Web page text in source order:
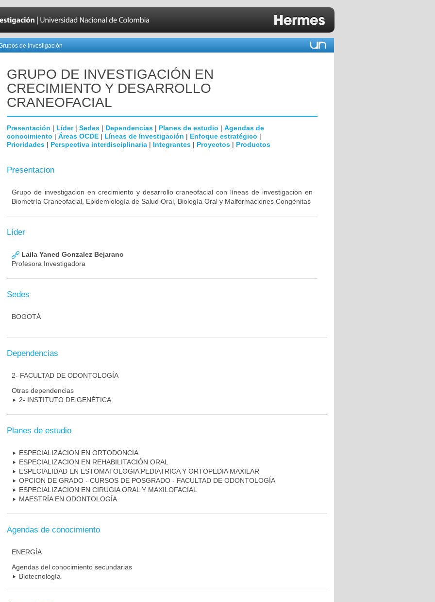
de investigación
GRUPO DE INVESTIGACIÓN EN
CRECIMIENTO Y DESARROLLO
CRANEOFACIAL
Presentación | Líder| Sedes | Dependencias | Planes de estudio | Agendas de
conocimiento | Áreas OCDE | Líneas de Investigación | Enfoque estratégico |
Prioridades | Perspectiva interdisciplinaria | Integrantes | Proyectos | Productos
Presentacion
Grupo de investigacion en crecimiento y desarrollo craneofacial con líneas de investigación en
Biometría Craneofacial, Epidemiología de Salud Oral, Biología Oral y Malformaciones Congénitas
Líder
Laila Yaned Gonzalez Bejarano
Profesora Investigadora
Sedes
BOGOTÁ
Dependencias
2- FACULTAD DE ODONTOLOGÍA
Otras dependencias
2- INSTITUTO DE GENÉTICA
Planes de estudio
ESPECIALIZACION EN ORTODONCIA
ESPECIALIZACION EN REHABILITACIÓN ORAL
ESPECIALIDAD EN ESTOMATOLOGIA PEDIATRICA Y ORTOPEDIA MAXILAR
OPCION DE GRADO - CURSOS DE POSGRADO - FACULTAD DE ODONTOLOGÍA
ESPECIALIZACION EN CIRUGIA ORAL Y MAXILOFACIAL
MAESTRÍA EN ODONTOLOGÍA
Agendas de conocimiento
ENERGÍA
Agendas del conocimiento secundarias
Biotecnología